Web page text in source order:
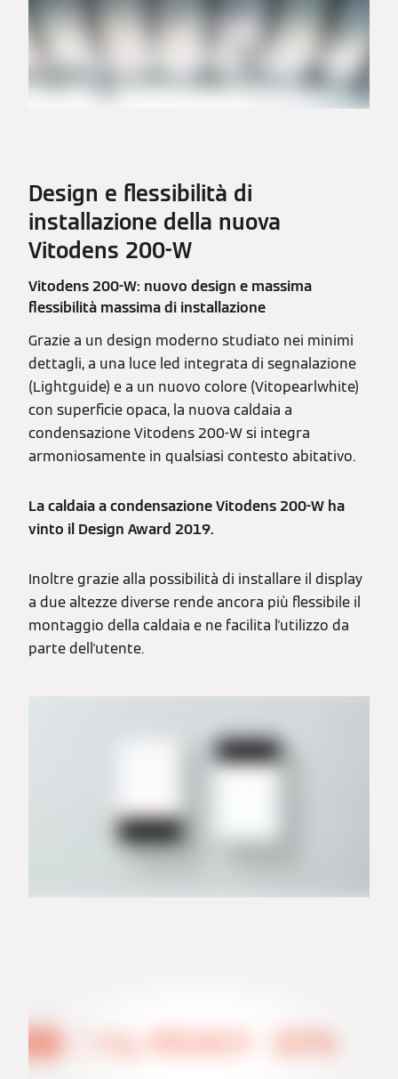
Design e flessibilità di
installazione della nuova
Vitodens 200-W
Vitodens 200-W: nuovo design e massima
flessibilità massima di installazione
Grazie a un design moderno studiato nei minimi
dettagli, a una luce led integrata di segnalazione
(Lightguide) e a un nuovo colore (Vitopearlwhite)
con superficie opaca, la nuova caldaia a
condensazione Vitodens 200-W si integra
armoniosamente in qualsiasi contesto abitativo.
La caldaia a condensazione Vitodens 200-W ha
vinto il Design Award 2019.
Inoltre grazie alla possibilità di installare il display
a due altezze diverse rende ancora più flessibile il
montaggio della caldaia e ne facilita l'utilizzo da
parte dell'utente.